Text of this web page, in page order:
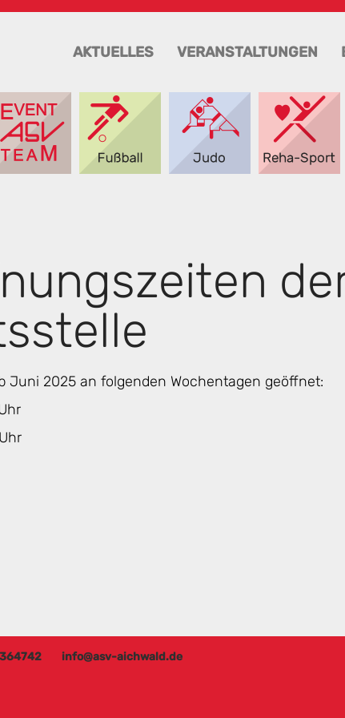
AKTUELLES VERANSTALTUNGEN
Juni 2025 an folgenden Wochentagen geöffnet:
info@asv-aichwald.de